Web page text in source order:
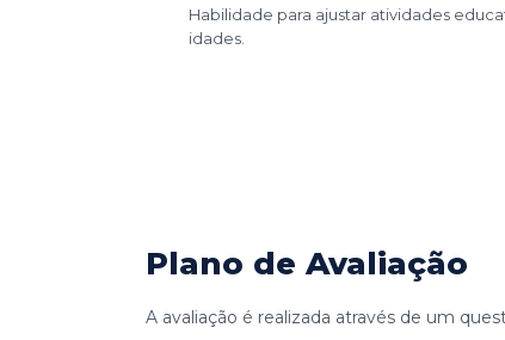
Habilidade para ajustar atividades
idades.
Plano de Avaliação
A avaliação é realizada através de um